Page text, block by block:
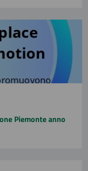
Piemonte anno